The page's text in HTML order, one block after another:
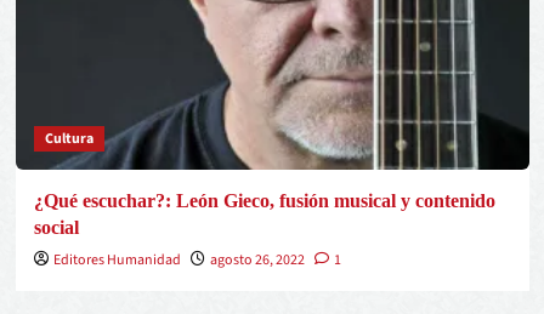
Cultura
¿Qué escuchar?: León Gieco, fusión musical y contenido
social
Editores Humanidad
agosto 26, 2022 1